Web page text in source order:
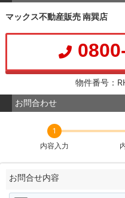
マックス不動産販売 南巽店
物件番号：
お問合わせ
1
内容入力
お問合せ内容